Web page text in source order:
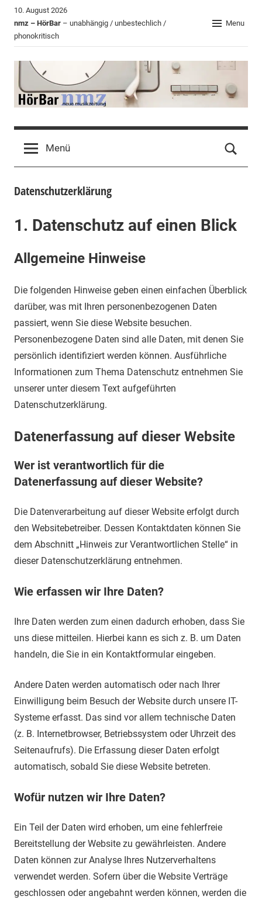
Zum
Inhalt
springen
10. August 2026
nmz – HörBar – unabhängig / unbestechlich /
phonokritisch
Menu
HörBar
der
nmz
Menü
Datenschutzerklärung
1. Datenschutz auf einen Blick
Allgemeine Hinweise
Die folgenden Hinweise geben einen einfachen Überblick
darüber, was mit Ihren personenbezogenen Daten
passiert, wenn Sie diese Website besuchen.
Personenbezogene Daten sind alle Daten, mit denen Sie
persönlich identifiziert werden können. Ausführliche
Informationen zum Thema Datenschutz entnehmen Sie
unserer unter diesem Text aufgeführten
Datenschutzerklärung.
Datenerfassung auf dieser Website
Wer ist verantwortlich für die
Datenerfassung auf dieser Website?
Die Datenverarbeitung auf dieser Website erfolgt durch
den Websitebetreiber. Dessen Kontaktdaten können Sie
dem Abschnitt „Hinweis zur Verantwortlichen Stelle“ in
dieser Datenschutzerklärung entnehmen.
Wie erfassen wir Ihre Daten?
Ihre Daten werden zum einen dadurch erhoben, dass Sie
uns diese mitteilen. Hierbei kann es sich z. B. um Daten
handeln, die Sie in ein Kontaktformular eingeben.
Andere Daten werden automatisch oder nach Ihrer
Einwilligung beim Besuch der Website durch unsere IT-
Systeme erfasst. Das sind vor allem technische Daten
(z. B. Internetbrowser, Betriebssystem oder Uhrzeit des
Seitenaufrufs). Die Erfassung dieser Daten erfolgt
automatisch, sobald Sie diese Website betreten.
Wofür nutzen wir Ihre Daten?
Ein Teil der Daten wird erhoben, um eine fehlerfreie
Bereitstellung der Website zu gewährleisten. Andere
Daten können zur Analyse Ihres Nutzerverhaltens
verwendet werden. Sofern über die Website Verträge
geschlossen oder angebahnt werden können, werden die